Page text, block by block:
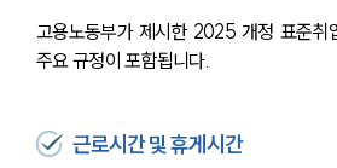
고용노동부가 제시한 2025 개정 표준취
주요 규정이 포함됩니다.
근로시간 및 휴게시간